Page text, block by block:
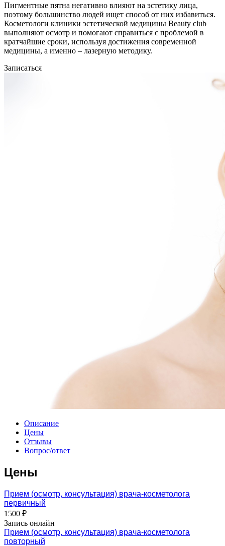
Пигментные пятна негативно влияют на эстетику лица,
поэтому большинство людей ищет способ от них избавиться.
Косметологи клиники эстетической медицины Beauty club
выполняют осмотр и помогают справиться с проблемой в
кратчайшие сроки, используя достижения современной
медицины, а именно – лазерную методику.
Записаться
Описание
Цены
Отзывы
Вопрос/ответ
Цены
Прием (осмотр, консультация) врача-косметолога
первичный
1500 ₽
Запись онлайн
Прием (осмотр, консультация) врача-косметолога
повторный